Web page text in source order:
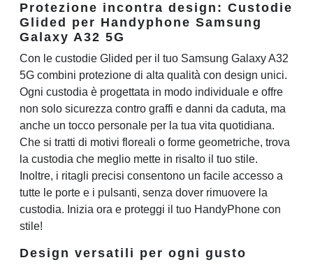
Protezione incontra design: Custodie
Glided per Handyphone Samsung
Galaxy A32 5G
Con le custodie Glided per il tuo Samsung Galaxy A32
5G combini protezione di alta qualità con design unici.
Ogni custodia è progettata in modo individuale e offre
non solo sicurezza contro graffi e danni da caduta, ma
anche un tocco personale per la tua vita quotidiana.
Che si tratti di motivi floreali o forme geometriche, trova
la custodia che meglio mette in risalto il tuo stile.
Inoltre, i ritagli precisi consentono un facile accesso a
tutte le porte e i pulsanti, senza dover rimuovere la
custodia. Inizia ora e proteggi il tuo HandyPhone con
stile!
Design versatili per ogni gusto